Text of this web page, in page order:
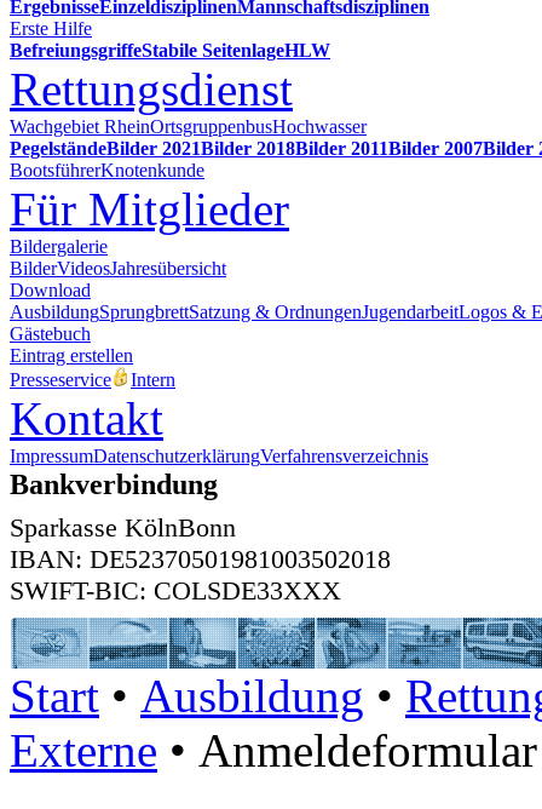
ErgebnisseEinzeldisziplinenMannschaftsdisziplinen
Erste Hilfe
BefreiungsgriffeStabile SeitenlageHLW
Rettungsdienst
Wachgebiet RheinOrtsgruppenbusHochwasser
PegelständeBilder 2021Bilder 2018Bilder 2011Bilder 2007Bilder
BootsführerKnotenkunde
Für Mitglieder
Bildergalerie
BilderVideosJahresübersicht
Download
AusbildungSprungbrettSatzung & OrdnungenJugendarbeitLogos &
Gästebuch
Eintrag erstellen
Presseservice
Intern
Kontakt
ImpressumDatenschutzerklärungVerfahrensverzeichnis
Bankverbindung
Sparkasse KölnBonn
IBAN: DE52370501981003502018
SWIFT-BIC: COLSDE33XXX
Start • Ausbildung •
Externe • Anmeldeformular